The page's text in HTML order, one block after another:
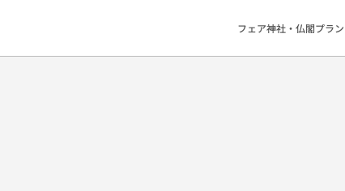
フェア神社・仏閣プラン